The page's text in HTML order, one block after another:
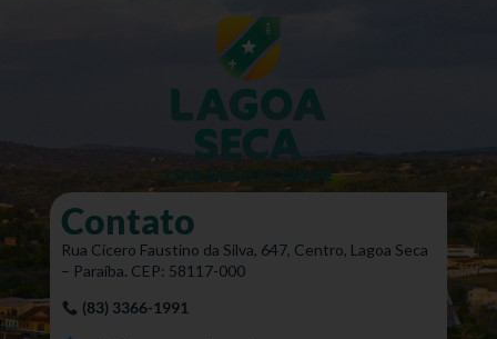
Contato
Rua Cícero Faustino da Silva, 647, Centro, Lagoa Seca
– Paraíba. CEP: 58117-000
(83) 3366-1991